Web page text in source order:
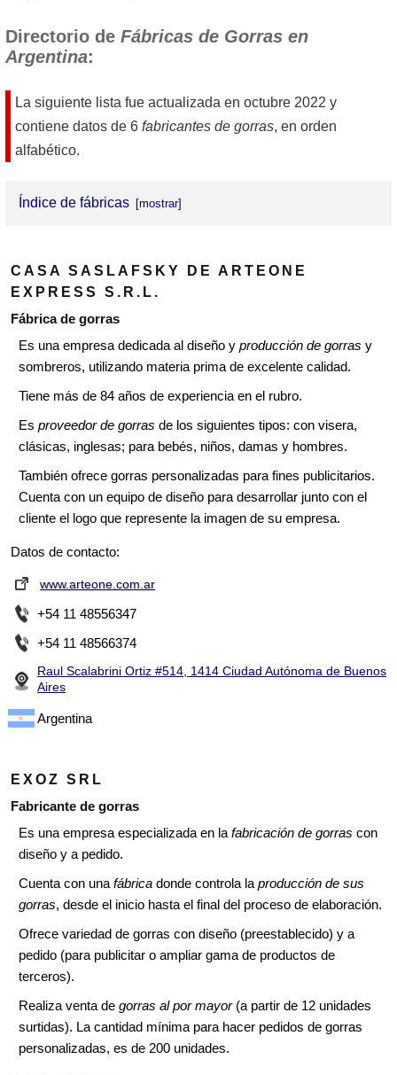
Directorio de Fábricas de Gorras en
Argentina:
La siguiente lista fue actualizada en octubre 2022 y
contiene datos de 6 fabricantes de gorras, en orden
alfabético.
Índice de fábricas
Exoz SRL
Gorras Textil
Kot
CASA SASLAFSKY DE ARTEONE
EXPRESS S.R.L.
Fábrica de gorras
Es una empresa dedicada al diseño y producción de gorras y
sombreros, utilizando materia prima de excelente calidad.
Tiene más de 84 años de experiencia en el rubro.
Es proveedor de gorras de los siguientes tipos: con visera,
clásicas, inglesas; para bebés, niños, damas y hombres.
También ofrece gorras personalizadas para fines publicitarios.
Cuenta con un equipo de diseño para desarrollar junto con el
cliente el logo que represente la imagen de su empresa.
Datos de contacto:
www.arteone.com.ar
+54 11 48556347
+54 11 48566374
Raul Scalabrini Ortiz #514, 1414 Ciudad Autónoma de Buenos
Aires
Argentina
EXOZ SRL
Fabricante de gorras
Es una empresa especializada en la fabricación de gorras con
diseño y a pedido.
Cuenta con una fábrica donde controla la producción de sus
gorras, desde el inicio hasta el final del proceso de elaboración.
Ofrece variedad de gorras con diseño (preestablecido) y a
pedido (para publicitar o ampliar gama de productos de
terceros).
Realiza venta de gorras al por mayor(a partir de 12 unidades
surtidas). La cantidad mínima para hacer pedidos de gorras
personalizadas, es de 200 unidades.